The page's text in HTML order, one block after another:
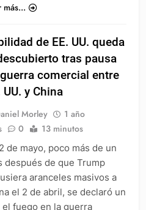
más...
de EE. UU. queda
tras pausa
comercial entre
UU. y China
Morley
1 año
0 13 minutos
de mayo, poco más de un
después de que Trump
aranceles masivos a
el 2 de abril, se declaró un
el fuego en la guerra